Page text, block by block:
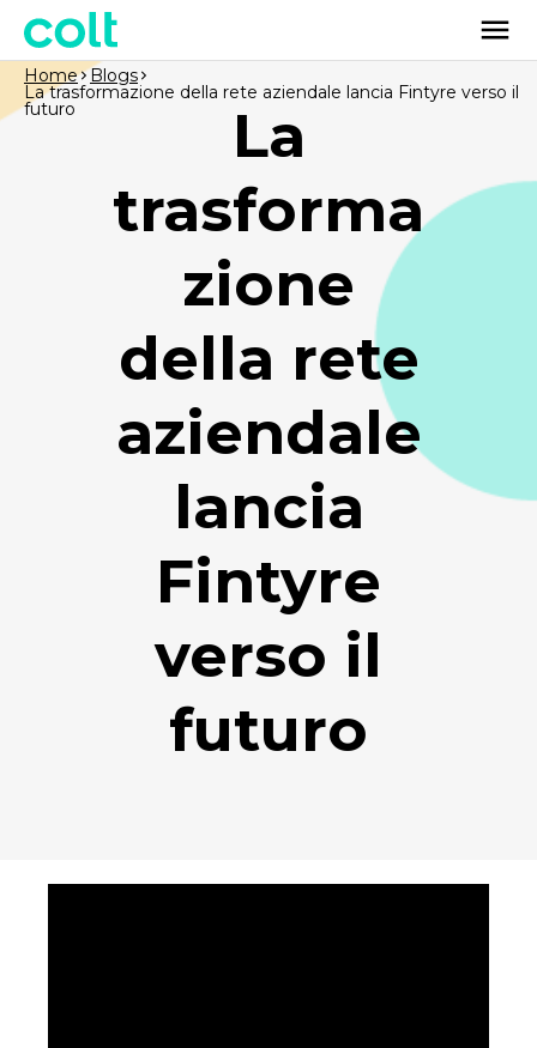
La
trasforma
zione
della rete
aziendale
lancia
Fintyre
verso il
futuro
Home Blogs
La trasformazione della rete aziendale lancia Fintyre verso il
futuro